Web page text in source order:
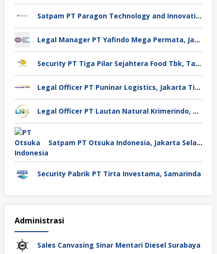
Satpam PT Paragon Technology and Innovation Jakarta
Legal Manager PT Yafindo Mega Permata, Jakarta Barat
Security PT Tiga Pilar Sejahtera Food Tbk, Tangerang
Legal Officer PT Puninar Logistics, Jakarta Timur
Legal Officer PT Lautan Natural Krimerindo, Mojokerto
Satpam PT Otsuka Indonesia, Jakarta Selatan
Security Pabrik PT Tirta Investama, Samarinda
Administrasi
Sales Canvasing Sinar Mentari Diesel Surabaya